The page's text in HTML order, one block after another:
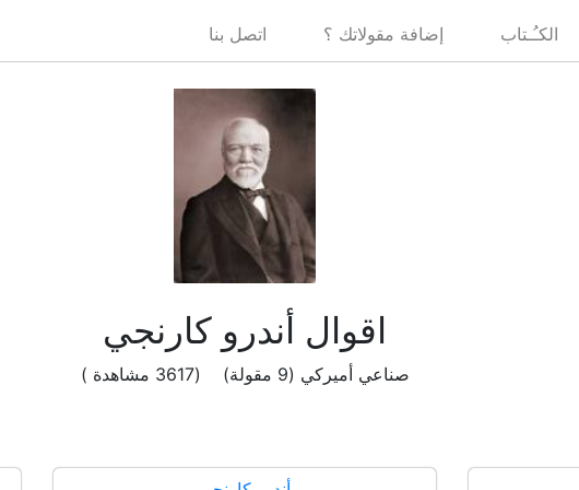
الكـُـتاب إضافة مقولاتك ؟ اتصل بنا
اقوال أندرو كارنجي
صناعي أميركي (9 مقولة) (3617 مشاهدة )